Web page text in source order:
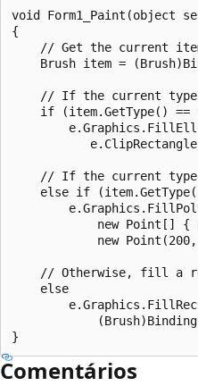
void Form1_Paint(object
{
// Get the current
Brush item =
// If the current
if (item.GetType() ==
// If the current
else if
new Point[] {
new
// Otherwise, fill a
    else
Comentários